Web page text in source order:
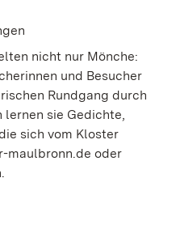
nicht nur Mönche:
und Besucher
Rundgang durch
sie Gedichte,
sich vom Kloster
maulbronn.de oder